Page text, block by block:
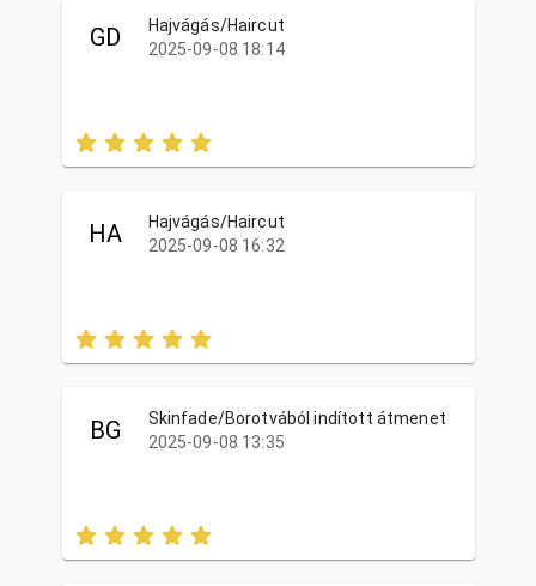
GD
Hajvágás/Haircut
2025-09-08 18:14
HA
Hajvágás/Haircut
2025-09-08 16:32
BG
Skinfade/Borotvából indított átmenet
2025-09-08 13:35